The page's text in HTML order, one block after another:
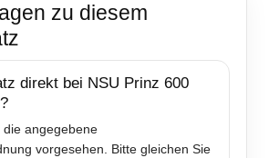
zu diesem
direkt bei NSU Prinz 600
die angegebene
vorgesehen. Bitte gleichen Sie